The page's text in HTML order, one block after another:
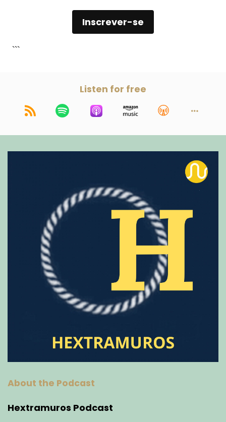
```
Listen for free
About the Podcast
Hextramuros Podcast